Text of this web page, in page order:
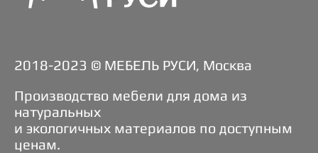
2018-2023 © МЕБЕЛЬ РУСИ, Москва
Производство мебели для дома из
натуральных
и экологичных материалов по доступным
ценам.